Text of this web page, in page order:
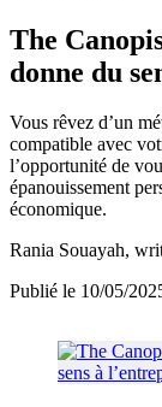
The
donne du
Vous rêvez d’un
compatible avec
l’opportunité de
épanouissement
économique.
Rania Souayah,
Publié le 10/05/